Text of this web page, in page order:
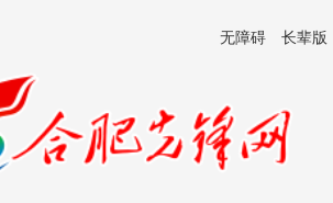
无障碍 长辈版